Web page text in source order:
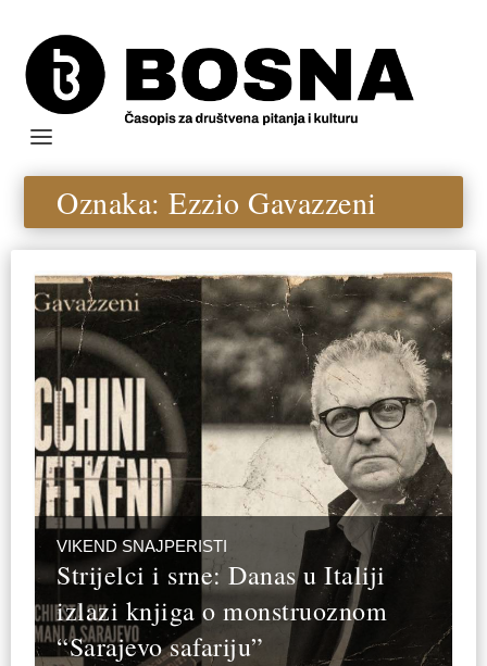
Oznaka:Ezzio Gavazzeni
VIKEND SNAJPERISTI
Strijelci i srne: Danas u Italiji
izlazi knjiga o monstruoznom
“Sarajevo safariju”